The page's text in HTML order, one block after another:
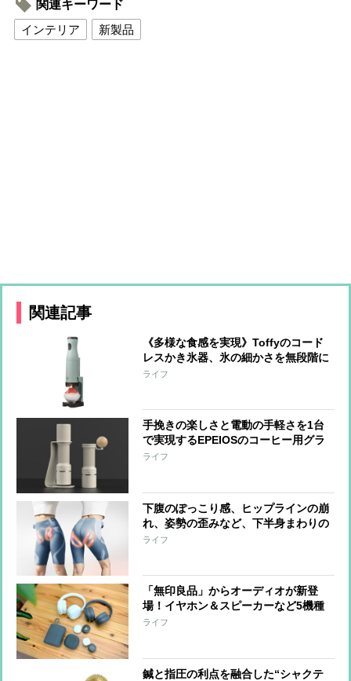
関連キーワード
インテリア
新製品
関連記事
《多様な食感を実現》Toffyのコード
レスかき氷器、氷の細かさを無段階に
調整可能 冷製パスタ、そうめん、サ
ライフ
手挽きの楽しさと電動の手軽さを1台
で実現するEPEIOSのコーヒー用グラ
インダー『Essence Duo』 世界一の
ライフ
下腹のぽっこり感、ヒップラインの崩
れ、姿勢の歪みなど、下半身まわりの
悩みに、はくだけでアプローチするシ
ライフ
「無印良品」からオーディオが新登
場！イヤホン＆スピーカーなど5機種
をひと足先に体験
ライフ
鍼と指圧の利点を融合した“シャクテ